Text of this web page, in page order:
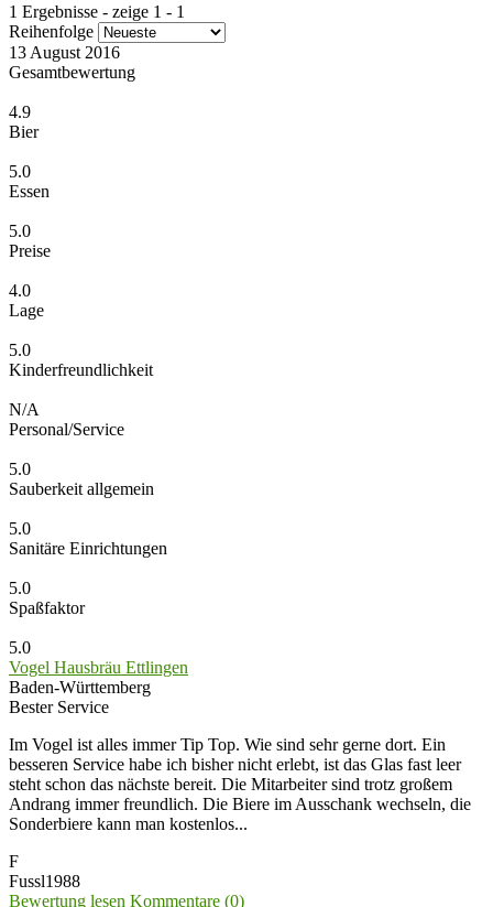
1 Ergebnisse - zeige 1 - 1
Reihenfolge
13 August 2016
Gesamtbewertung
4.9
Bier
5.0
Essen
5.0
Preise
4.0
Lage
5.0
Kinderfreundlichkeit
N/A
Personal/Service
5.0
Sauberkeit allgemein
5.0
Sanitäre Einrichtungen
5.0
Spaßfaktor
5.0
Vogel Hausbräu Ettlingen
Baden-Württemberg
Bester Service
Im Vogel ist alles immer Tip Top. Wie sind sehr gerne dort. Ein
besseren Service habe ich bisher nicht erlebt, ist das Glas fast leer
steht schon das nächste bereit. Die Mitarbeiter sind trotz großem
Andrang immer freundlich. Die Biere im Ausschank wechseln, die
Sonderbiere kann man kostenlos...
F
Fussl1988
Bewertung lesen Kommentare (0)